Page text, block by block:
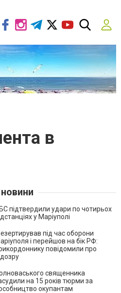
в
підтвердили удари по чотирьох
у Маріуполі
під час оборони
і перейшов на бік РФ:
повідомили про
священника
на 15 років тюрми за
окупантам